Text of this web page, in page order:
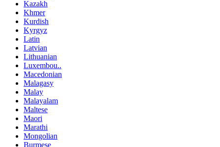
Kazakh
Khmer
Kurdish
Kyrgyz
Latin
Latvian
Lithuanian
Luxembou..
Macedonian
Malagasy
Malay
Malayalam
Maltese
Maori
Marathi
Mongolian
Burmese